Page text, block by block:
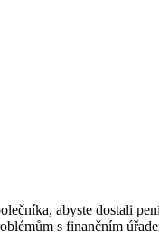
abyste dostali
s finančním